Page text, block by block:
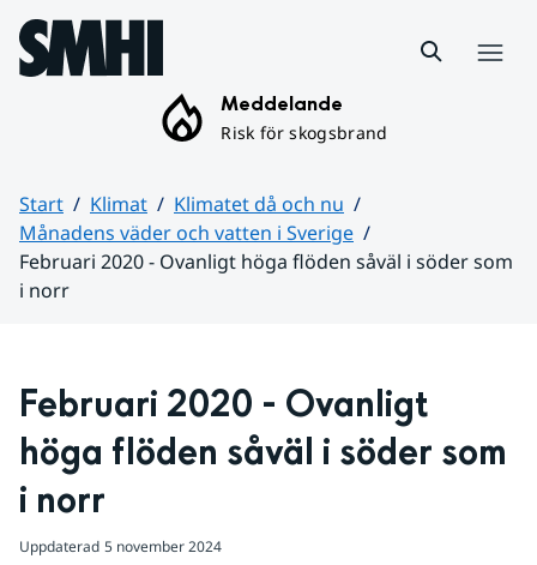
Hoppa till sidans innehåll
Meddelande
Risk för skogsbrand
Start Klimat
Klimatet då och nu
Månadens väder och vatten i Sverige
Februari 2020 - Ovanligt höga flöden såväl i söder som
i norr
Februari 2020 - Ovanligt
höga flöden såväl i söder som
i norr
Uppdaterad 5 november 2024